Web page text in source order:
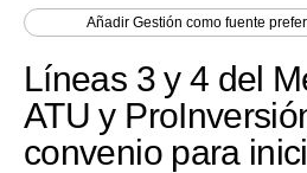
Economía
Mercados
AñadirGestión como fuente
Líneas 3 y 4 del
ATU y
convenio para